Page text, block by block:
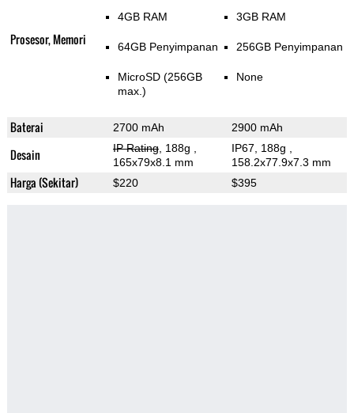
Prosesor, Memori
4GB RAM
64GB Penyimpanan
MicroSD (256GB
max.)
3GB RAM
256GB Penyimpanan
None
Baterai 2700 mAh 2900 mAh
Desain IP Rating, 188g
165x79x8.1 mm
IP67, 188g
158.2x77.9x7.3 mm
Harga (Sekitar) $220 $395